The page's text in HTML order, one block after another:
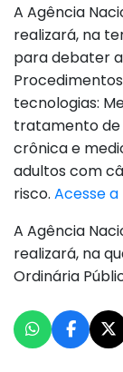
A Agência
realizará, na
para debater
tecnologias:
tratamento de
crônica e
adultos com
risco. Acesse
A Agência
realizará, na
Ordinária